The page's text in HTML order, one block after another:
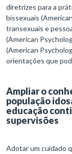
diretrizes para a
bissexuais
transexuais e
(American
(American
orientações que
Ampliar o
população
educação
supervisões
Adotar um cuidado